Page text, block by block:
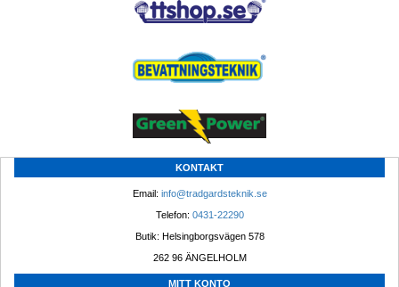
KONTAKT
Email: info@tradgardsteknik.se
Telefon: 0431-22290
Butik: Helsingborgsvägen 578
262 96 ÄNGELHOLM
MITT KONTO